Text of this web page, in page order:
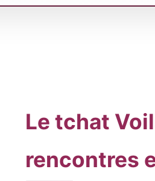
Le tchat
rencontres